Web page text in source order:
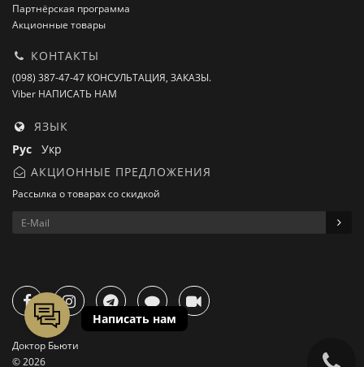
Партнёрская программа
Акционные товары
КОНТАКТЫ
(098) 387-47-47 КОНСУЛЬТАЦИЯ, ЗАКАЗЫ.
Viber НАПИСАТЬ НАМ
ЯЗЫК
Рус Укр
АКЦИОННЫЕ ПРЕДЛОЖЕНИЯ
Рассылка о товарах со скидкой
Доктор Бьюти
© 2026